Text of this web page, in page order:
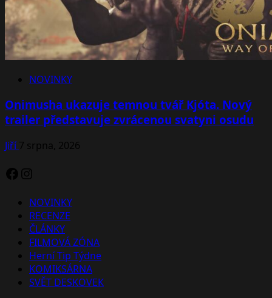
NOVINKY
Onimusha ukazuje temnou tvář Kjóta. Nový
trailer představuje zvrácenou svatyni osudu
Jiří7 srpna, 2026
Facebook
Instagram
NOVINKY
RECENZE
ČLÁNKY
FILMOVÁ ZÓNA
Herní Tip Týdne
KOMIKSÁRNA
SVĚT DESKOVEK